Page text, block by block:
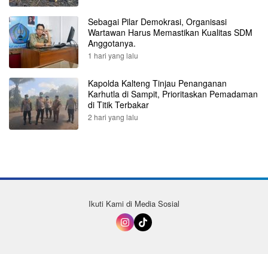
Sebagai Pilar Demokrasi, Organisasi
Wartawan Harus Memastikan Kualitas SDM
Anggotanya.
1 hari yang lalu
Kapolda Kalteng Tinjau Penanganan
Karhutla di Sampit, Prioritaskan Pemadaman
di Titik Terbakar
2 hari yang lalu
Ikuti Kami di Media Sosial